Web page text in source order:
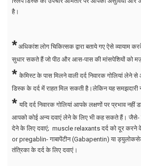
है।
* अधिकांश लोग चिकित्सक द्वारा बताये गए ऐसे व्यायाम
सुधार सकते हैं जो पीठ और आस-पास की मांसपेशियों को
*केमिस्ट के पास मिलने वाली दर्द निवारक गोलियां लेने
डिस्क के दर्द में राहत मिल सकती है।लेकिन यह समझदारी
*यदि दर्द निवारक गोलियां आपके लक्षणों पर प्रभाव नहीं
आपको कोई अन्य दवाएं लेने के लिए भी कह सकते हैं। जैसे-
देने के लिए दवाएं; muscle relaxants दर्द को दूर
or pregablin- गाबापेंटीन (Gabapentin) या
तंत्रिका के दर्द के लिए दवाएं।